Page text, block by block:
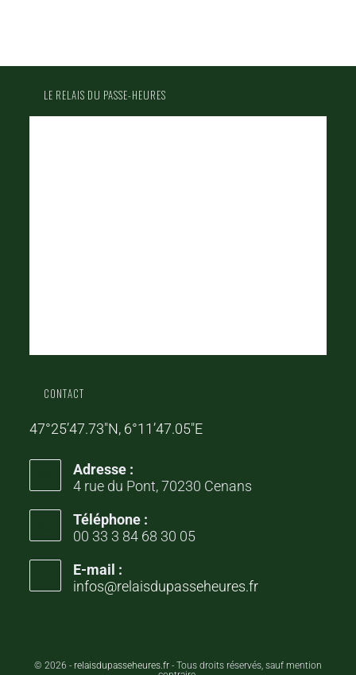
LE RELAIS DU PASSE-HEURES
CONTACT
47°25’47.73″N, 6°11’47.05″E
Adresse :
4 rue du Pont, 70230 Cenans
Téléphone :
00 33 3 84 68 30 05
E-mail :
infos@relaisdupasseheures.fr
© 2026 - relaisdupasseheures.fr - Tous droits réservés, sauf mention